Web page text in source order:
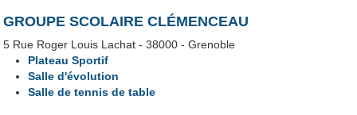
GROUPE SCOLAIRE CLÉMENCEAU
5 Rue Roger Louis Lachat - 38000 - Grenoble
Plateau Sportif
Salle d'évolution
Salle de tennis de table